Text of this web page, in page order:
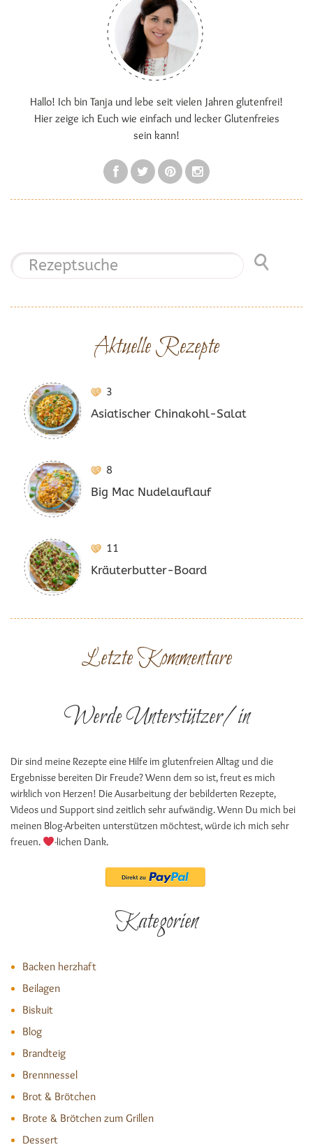
Hallo! Ich bin Tanja und lebe seit vielen Jahren glutenfrei!
Hier zeige ich Euch wie einfach und lecker Glutenfreies
sein kann!
Aktuelle Rezepte
3
Asiatischer Chinakohl-Salat
8
Big Mac Nudelauflauf
11
Kräuterbutter-Board
Letzte Kommentare
Werde Unterstützer/in
Dir sind meine Rezepte eine Hilfe im glutenfreien Alltag und die
Ergebnisse bereiten Dir Freude? Wenn dem so ist, freut es mich
wirklich von Herzen! Die Ausarbeitung der bebilderten Rezepte,
Videos und Support sind zeitlich sehr aufwändig. Wenn Du mich bei
meinen Blog-Arbeiten unterstützen möchtest, würde ich mich sehr
freuen.
-lichen Dank.
Kategorien
Backen herzhaft
Beilagen
Biskuit
Blog
Brandteig
Brennnessel
Brot & Brötchen
Brote & Brötchen zum Grillen
Dessert